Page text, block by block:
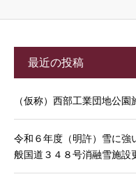
最近の投稿
（仮称）西部工業団地公園
令和６年度（明許）雪に強
般国道３４８号消融雪施設